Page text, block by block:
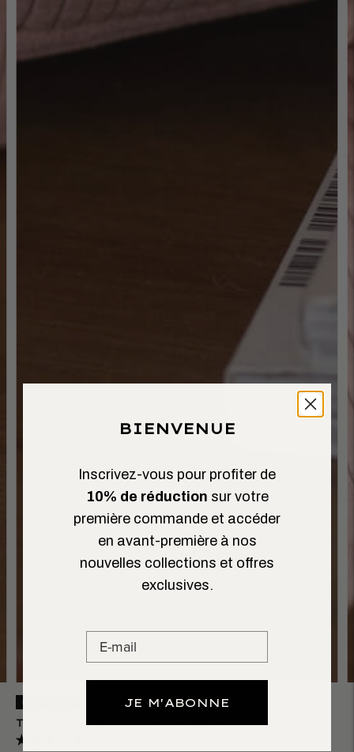
BEST SELLER
TROUSSE DE TOILETTE NINA
BIENVENUE
Inscrivez-vous pour profiter de
10% de réduction sur votre
première commande et accéder
en avant-première à nos
nouvelles collections et offres
exclusives.
JE M'ABONNE